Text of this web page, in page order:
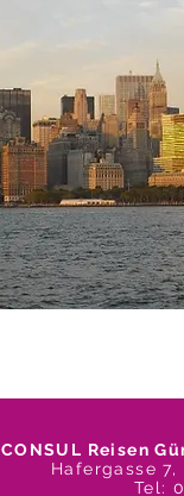
CONSUL Reisen
Hafergasse 7,
Tel: